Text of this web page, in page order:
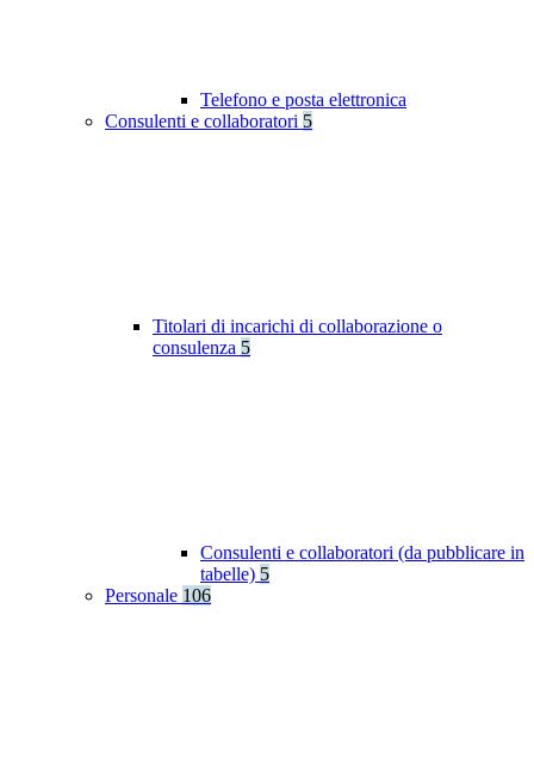
Telefono e posta elettronica
Consulenti e collaboratori 5
Titolari di incarichi di collaborazione o
consulenza 5
Consulenti e collaboratori (da pubblicare in
tabelle) 5
Personale 106